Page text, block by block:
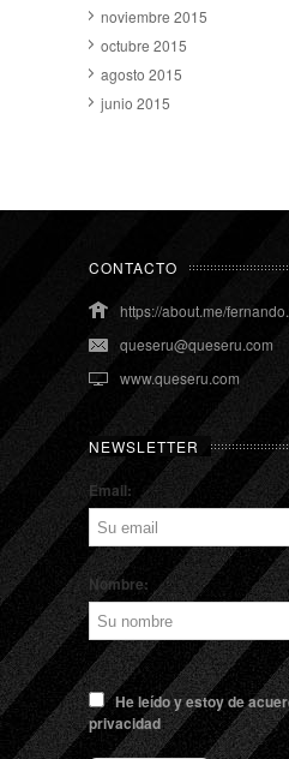
noviembre 2015
octubre 2015
agosto 2015
junio 2015
CONTACTO
https://about.me/
queseru@queseru.com
www.queseru.com
NEWSLETTER
Email:
Nombre:
He leído y estoy de
privacidad